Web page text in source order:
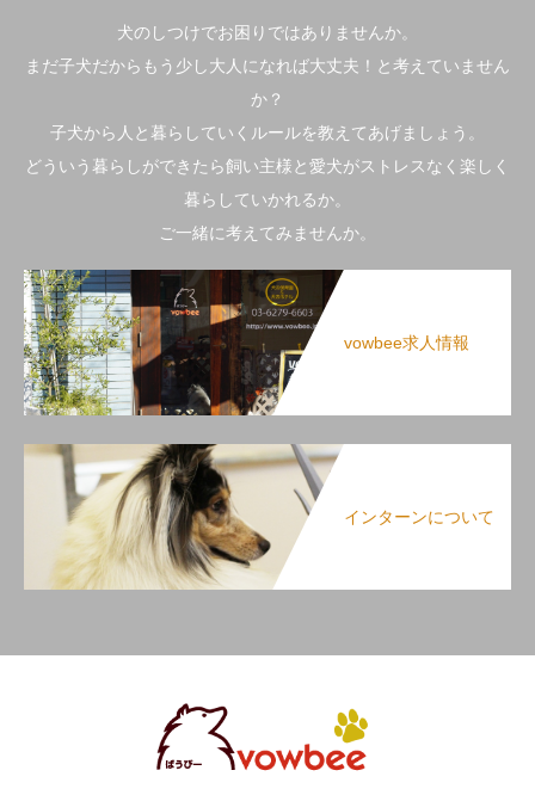
犬のしつけでお困りではありませんか。
まだ子犬だからもう少し大人になれば大丈夫！と考えていません
か？
子犬から人と暮らしていくルールを教えてあげましょう。
どういう暮らしができたら飼い主様と愛犬がストレスなく楽しく
暮らしていかれるか。
ご一緒に考えてみませんか。
vowbee求人情報
インターンについて